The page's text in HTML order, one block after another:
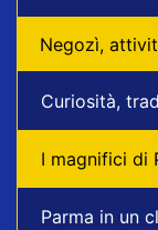
Negozì,
Curiosità,
I magnifici di
Parma in un